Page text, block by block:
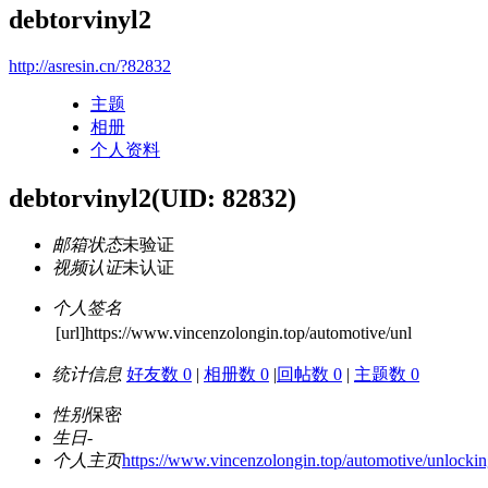
debtorvinyl2
http://asresin.cn/?82832
主题
相册
个人资料
debtorvinyl2(UID: 82832)
邮箱状态未验证
视频认证未认证
个人签名
[url]https://www.vincenzolongin.top/automotive/unl
统计信息 好友数 0 | 相册数 0 |回帖数 0 | 主题数 0
性别保密
生日-
个人主页https://www.vincenzolongin.top/automotive/